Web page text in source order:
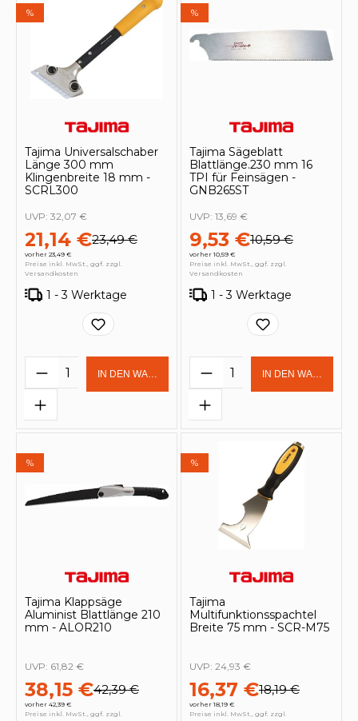
%
Tajima Universalschaber
Länge 300 mm
Klingenbreite 18 mm -
SCRL300
21,14 €23,49 €
vorher 23,49 €
UVP: 32,07 €
Preise inkl. MwSt., ggf. zzgl.
Versandkosten
1 - 3 Werktage
Produkt Anzahl: Gib den
IN DEN WARENKORB
%
Tajima Sägeblatt
Blattlänge.230 mm 16
TPI für Feinsägen -
GNB265ST
9,53 €10,59 €
vorher 10,59 €
UVP: 13,69 €
Preise inkl. MwSt., ggf. zzgl.
Versandkosten
1 - 3 Werktage
Produkt Anzahl:
IN DEN
%
Tajima Klappsäge
Aluminist Blattlänge 210
mm - ALOR210
38,15 €42,39 €
vorher 42,39 €
UVP: 61,82 €
Preise inkl. MwSt., ggf. zzgl.
%
Tajima
Multifunktionsspachtel
Breite 75 mm - SCR-M75
16,37 €18,19 €
vorher 18,19 €
UVP: 24,93 €
Preise inkl. MwSt., ggf. zzgl.